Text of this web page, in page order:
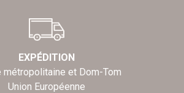
EXPÉDITION
métropolitaine et Dom-Tom
Union Européenne